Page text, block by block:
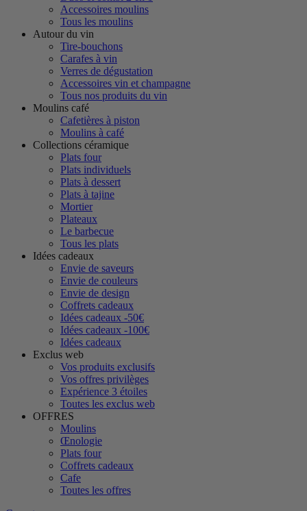
Accessoires moulins
Tous les moulins
Autour du vin
Tire-bouchons
Carafes à vin
Verres de dégustation
Accessoires vin et champagne
Tous nos produits du vin
Moulins café
Cafetières à piston
Moulins à café
Collections céramique
Plats four
Plats individuels
Plats à dessert
Plats à tajine
Mortier
Plateaux
Le barbecue
Tous les plats
Idées cadeaux
Envie de saveurs
Envie de couleurs
Envie de design
Coffrets cadeaux
Idées cadeaux -50€
Idées cadeaux -100€
Idées cadeaux
Exclus web
Vos produits exclusifs
Vos offres privilèges
Expérience 3 étoiles
Toutes les exclus web
OFFRES
Moulins
Œnologie
Plats four
Coffrets cadeaux
Cafe
Toutes les offres